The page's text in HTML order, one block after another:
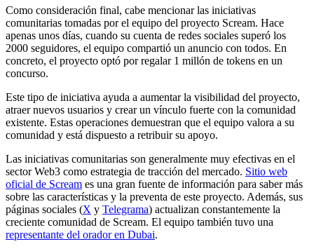
Como consideración final, cabe mencionar las iniciativas
comunitarias tomadas por el equipo del proyecto Scream. Hace
apenas unos días, cuando su cuenta de redes sociales superó los
2000 seguidores, el equipo compartió un anuncio con todos. En
concreto, el proyecto optó por regalar 1 millón de tokens en un
concurso.
Este tipo de iniciativa ayuda a aumentar la visibilidad del proyecto,
atraer nuevos usuarios y crear un vínculo fuerte con la comunidad
existente. Estas operaciones demuestran que el equipo valora a su
comunidad y está dispuesto a retribuir su apoyo.
Las iniciativas comunitarias son generalmente muy efectivas en el
sector Web3 como estrategia de tracción del mercado. Sitio web
oficial de Scream es una gran fuente de información para saber más
sobre las características y la preventa de este proyecto. Además, sus
páginas sociales (X y Telegrama) actualizan constantemente la
creciente comunidad de Scream. El equipo también tuvo una
representante del orador en Dubai.